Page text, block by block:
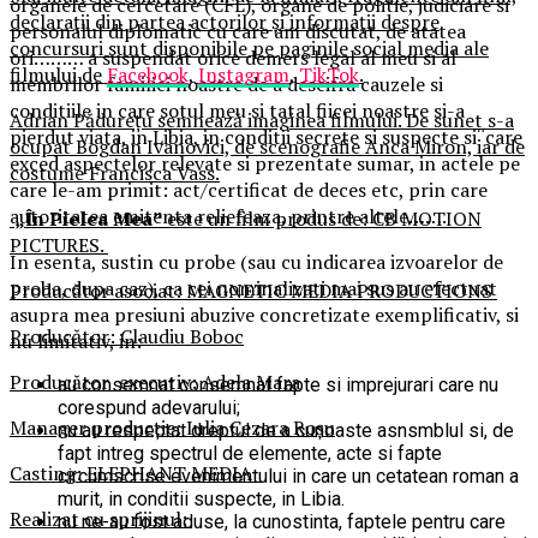
personalul diplomatic cu care am discutat, de atatea
ori……… a suspendat orice demers legal al meu si al
membrilor familiei noastre de a descifra cauzele si
conditiile in care sotul meu si tatal fiicei noastre si-a
pierdut viata, in Libia, in conditii secrete si suspecte si¨care
exced aspectelor relevate si prezentate sumar, in actele pe
care le-am primit: act/certificat de deces etc, prin care
autoritatea emitenta reliefeaza, printre altele…….
In esenta, sustin cu probe (sau cu indicarea izvoarelor de
proba, dupa caz), ca cei nominalizati mai sus au efectuat
asupra mea presiuni abuzive concretizate exemplificativ, si
nu limitativ, in:
au consemnat consemnat fapte si imprejurari care nu
corespund adevarului;
nu au respectat dreptul de a cunoaste asnsmblul si, de
fapt intreg spectrul de elemente, acte si fapte
circumscrise evenimentului in care un cetatean roman a
murit, in conditii suspecte, in Libia.
nu ne-au fost aduse, la cunostinta, faptele pentru care
declarații din partea actorilor și informații despre
concursuri sunt disponibile pe paginile social media ale
filmului deFacebook, Instagram,TikTok.
Adrian Pădurețu semnează imaginea filmului. De sunet s-a
ocupat Bogdan Ivanovici, de scenografie Anca Miron, iar de
costume Francisca Vass.
„În Pielea Mea”este un film produs de: CB MOTION
PICTURES.
Producător asociat: MAGNETIC MEDIA PRODUCTIONS
Producător: Claudiu Boboc
Producător executiv: Adela Mara
Manager producție: Iulia Cezara Roșu
Casting: ELEPHANT MEDIA
Realizat cu sprijinul: